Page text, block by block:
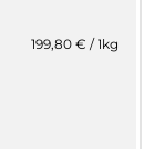
199,80 € / 1kg